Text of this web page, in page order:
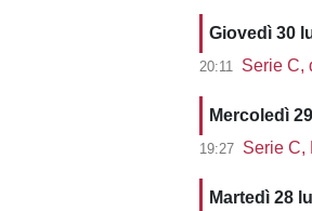
Giovedì 30
20:11 Serie C,
Mercoledì
19:27 Serie C,
Martedì 28